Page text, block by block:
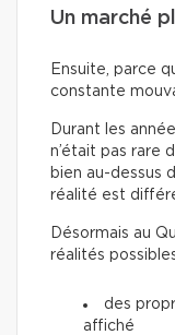
Un marché
Ensuite, parce
constante
Durant les
n’était pas rare
bien au-dessus
réalité est
Désormais au
réalités
des
affiché